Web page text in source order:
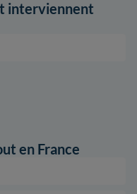
interviennent
en France